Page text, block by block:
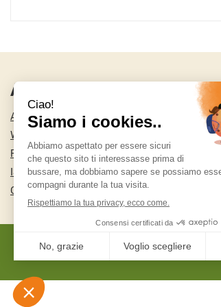
AREA UTENTE
ACCEDI
WISHLIST
REGISTRATI
ISCRIZIONE ALLA NEWSLETTER
CONTATTI